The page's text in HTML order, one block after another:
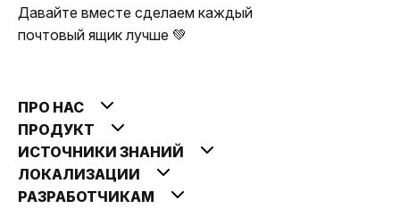
Давайте вместе сделаем каждый
почтовый ящик лучше 💚
ПРО НАС
ПРОДУКТ
ИСТОЧНИКИ ЗНАНИЙ
ЛОКАЛИЗАЦИИ
РАЗРАБОТЧИКАМ